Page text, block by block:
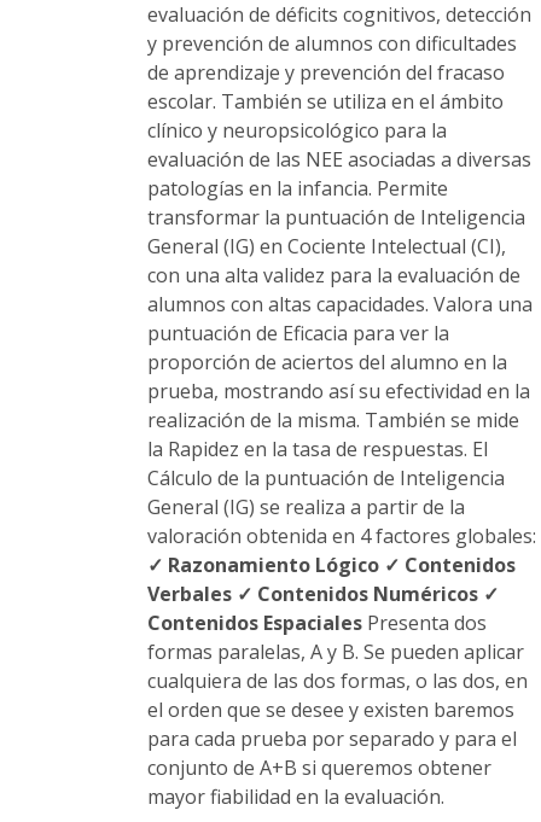
evaluación de déficits cognitivos, detección
y prevención de alumnos con dificultades
de aprendizaje y prevención del fracaso
escolar. También se utiliza en el ámbito
clínico y neuropsicológico para la
evaluación de las NEE asociadas a diversas
patologías en la infancia. Permite
transformar la puntuación de Inteligencia
General (IG) en Cociente Intelectual (CI),
con una alta validez para la evaluación de
alumnos con altas capacidades. Valora una
puntuación de Eficacia para ver la
proporción de aciertos del alumno en la
prueba, mostrando así su efectividad en la
realización de la misma. También se mide
la Rapidez en la tasa de respuestas. El
Cálculo de la puntuación de Inteligencia
General (IG) se realiza a partir de la
valoración obtenida en 4 factores globales:
✓ Razonamiento Lógico ✓ Contenidos
Verbales ✓ Contenidos Numéricos ✓
Contenidos EspacialesPresenta dos
formas paralelas, A y B. Se pueden aplicar
cualquiera de las dos formas, o las dos, en
el orden que se desee y existen baremos
para cada prueba por separado y para el
conjunto de A+B si queremos obtener
mayor fiabilidad en la evaluación.